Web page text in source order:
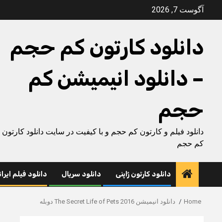
آگوست 7, 2026
دانلود کارتون کم حجم
– دانلود انیمیشن کم
حجم
دانلود فیلم و کارتون کم حجم و با کیفیت در سایت دانلود کارتون
کم حجم
دانلود کارتون ژاپنی دانلود سریال دانلود فیلم
Home دانلود انیمیشن The Secret Life of Pets 2016 دوبله